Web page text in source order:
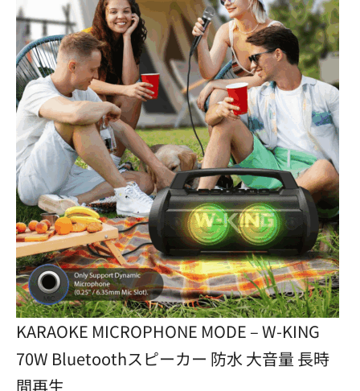
KARAOKE MICROPHONE MODE – W-KING
70W Bluetoothスピーカー 防水 大音量 長時
間再生